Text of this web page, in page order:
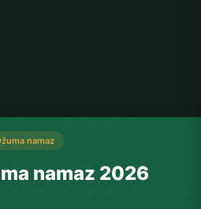
namaz
namaz 2026